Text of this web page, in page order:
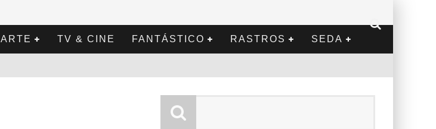
ARTE TV & CINE FANTÁSTICO RASTROS SEDA